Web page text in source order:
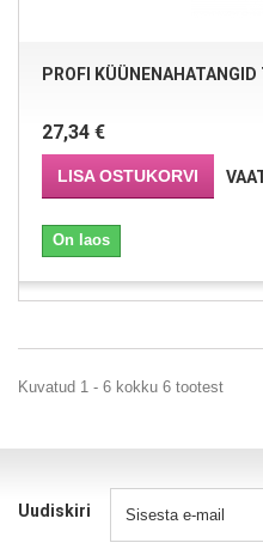
PROFI
27,34 €
LISA OSTUKORVI
On laos
Kuvatud 1 - 6 kokku 6 tootest
Uudiskiri